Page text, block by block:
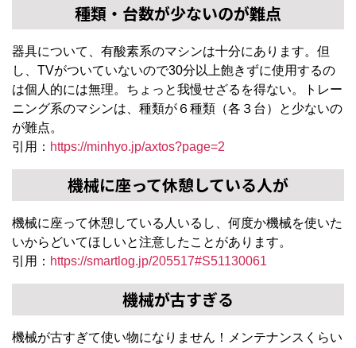
種類・台数が少ないのが難点
器具について、有酸素系のマシンは十分にあります。但
し、TVがついていないので30分以上飽きずに使用するの
は個人的には無理。ちょっと我慢せざるを得ない。トレー
ニング系のマシンは、種類が６種類（各３台）と少ないの
が難点。
引用： https://minhyo.jp/axtos?page=2
機械に座って休憩している人が
機械に座って休憩している人いるし、何度か機械を使いた
いからどいてほしいと注意したことがあります。
引用： https://smartlog.jp/205517#S51130061
機械が古すぎる
機械が古すぎて使い物になりません！メンテナンスくらい